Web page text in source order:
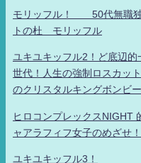
モリッフル！ 50代無職独
トの杜 モリッフル
ユキユキッフル2！ど底辺
世代！人生の強制ロスカッ
のクリスタルキングボンビ
ヒロコンプレックスNIGHT
ャアラフィフ女子のめざせ
ユキユキッフル3！